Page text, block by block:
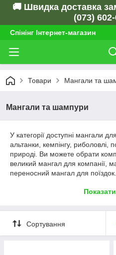
🚚 Швидка доставка
(073)
Спінінг Інтернет-магазин
Товари Мангали та
Мангали та шампури
У категорії доступні мангали
альтанки, кемпінгу, риболовлі,
природі. Ви можете обрати
великий мангал для компанії,
переносний мангал для
щоденного використання.
Сортування